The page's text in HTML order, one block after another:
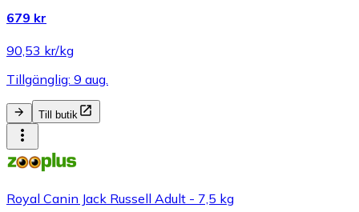
679 kr
90,53 kr/kg
Tillgänglig: 9 aug.
Till butik
Royal Canin Jack Russell Adult - 7,5 kg